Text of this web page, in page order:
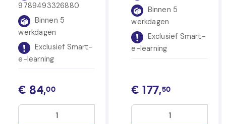
9789493326880
Binnen 5
werkdagen
Exclusief Smart-
e-learning
€ 84,00
Binnen 5
werkdagen
Exclusief Smart-
e-learning
€ 177,50